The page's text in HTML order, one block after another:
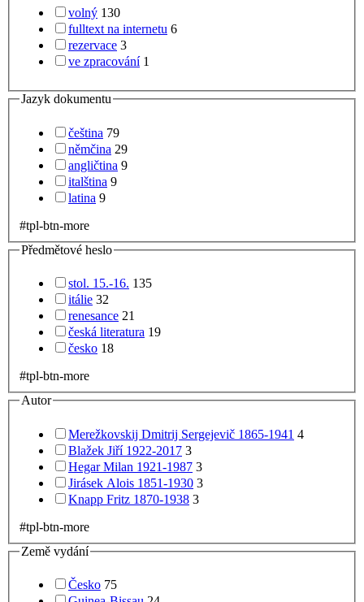
volný 130
fulltext na internetu 6
rezervace 3
ve zpracování 1
Jazyk dokumentu
čeština 79
němčina 29
angličtina 9
italština 9
latina 9
#tpl-btn-more
Předmětové heslo
stol. 15.-16. 135
itálie 32
renesance 21
česká literatura 19
česko 18
#tpl-btn-more
Autor
Merežkovskij Dmitrij Sergejevič 1865-1941 4
Blažek Jiří 1922-2017 3
Hegar Milan 1921-1987 3
Jirásek Alois 1851-1930 3
Knapp Fritz 1870-1938 3
#tpl-btn-more
Země vydání
Česko 75